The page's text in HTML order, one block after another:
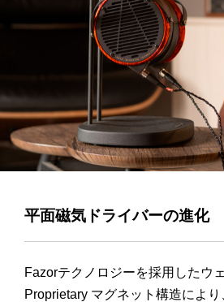
平面磁気ドライバーの進化
Fazorテクノロジーを採用したウ
Proprietary マグネット構造によ